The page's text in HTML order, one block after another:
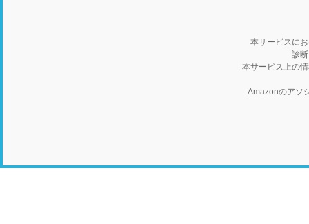
本サービスに
診
本サービス上の
Amazonのアソ